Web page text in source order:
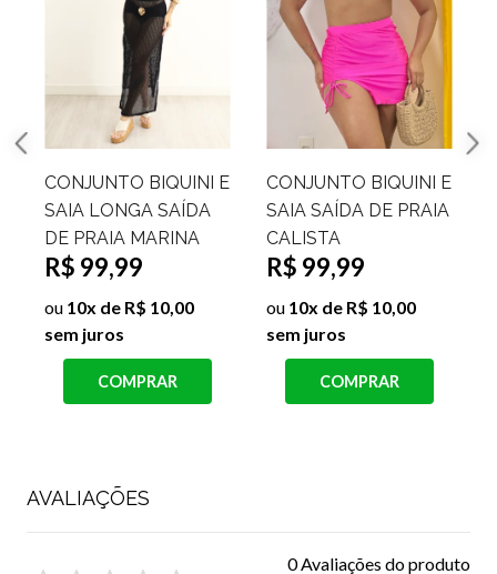
CONJUNTO BIQUINI E
SAIA LONGA SAÍDA
DE PRAIA MARINA
R$ 99,99
ou 10x de R$ 10,00
sem juros
COMPRAR
CONJUNTO BIQUINI E
SAIA SAÍDA DE PRAIA
CALISTA
R$ 99,99
ou 10x de R$ 10,00
sem juros
COMPRAR
AVALIAÇÕES
0 Avaliações do produto